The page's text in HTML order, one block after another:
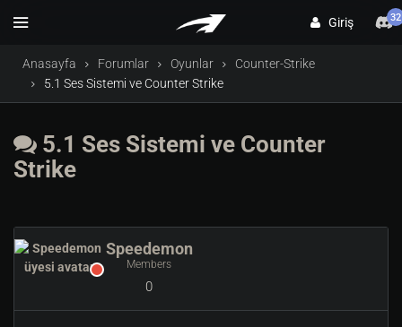
Giriş 32
Anasayfa Forumlar Oyunlar
Counter-Strike
5.1 Ses Sistemi ve Counter Strike
5.1 Ses Sistemi ve Counter
Strike
Speedemon
Members
0